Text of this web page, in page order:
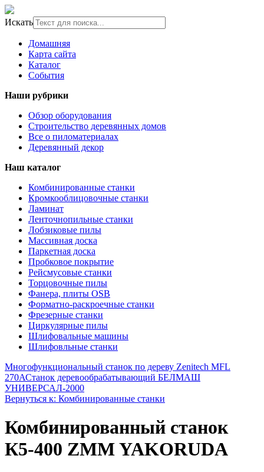
Искать
Домашняя
Карта сайта
Каталог
События
Наши рубрики
Обзор оборудования
Строительство деревянных домов
Все о пиломатериалах
Деревянный декор
Наш каталог
Комбинированные станки
Кромкооблицовочные станки
Ламинат
Ленточнопильные станки
Лобзиковые пилы
Массивная доска
Паркетная доска
Пробковое покрытие
Рейсмусовые станки
Торцовочные пилы
Фанера, плиты OSB
Форматно-раскроечные станки
Фрезерные станки
Циркулярные пилы
Шлифовальные машины
Шлифовльные станки
Многофункциональный станок по дереву Zenitech MFL
270АСтанок деревообрабатывающий БЕЛМАШ
УНИВЕРСАЛ-2000
Вернуться к: Комбинированные станки
Комбинированный станок
К5-400 ZMM YAKORUDA